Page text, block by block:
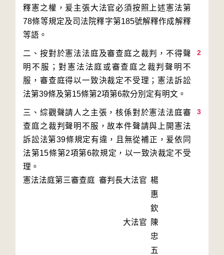
釋憲之權，爰主張大法官必須按照上述憲法第
78條等規定及司法院釋字第185號解釋作成解釋
2
二、按對於憲法法庭及審查庭之裁判，不得聲
明不服；對憲法法庭或審查庭之裁判聲明不
服，審查庭得以一致決裁定不受理；憲法訴訟
3
三、綜觀聲請人之主張，核係對於憲法法庭審
查庭之裁判聲明不服，故本件聲請與上開憲法
訴訟法第39條規定有違，且無從補正，爰依同
法第15條第2項第6款規定，以一致決裁定不受
理。
憲法法庭第三審查庭 審判長大法官 楊
惠
欽
大法官
陳
忠
五